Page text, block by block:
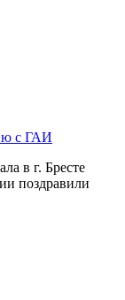
с ГАИ
в г. Бресте
поздравили